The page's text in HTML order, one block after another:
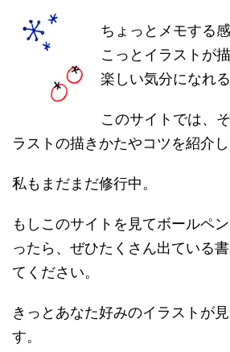
ちょっとメモする
こっとイラストが
楽しい気分になれる
このサイトでは、
ラストの描きかたやコツを紹介し
私もまだまだ修行中。
もしこのサイトを見てボールペ
ったら、ぜひたくさん出ている
てください。
きっとあなた好みのイラストが
す。